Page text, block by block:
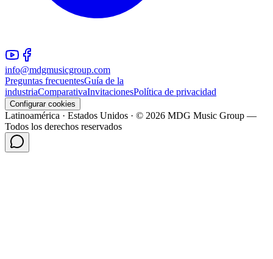
info@mdgmusicgroup.com
Preguntas frecuentesGuía de la
industriaComparativaInvitacionesPolítica de privacidad
Configurar cookies
Latinoamérica · Estados Unidos · © 2026 MDG Music Group —
Todos los derechos reservados